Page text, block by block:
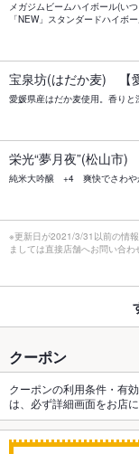
メガジムビームハイボール(い
「NEW」スタンダードハイボ
宝泉坊(はだか麦) 【
愛媛県産はだか麦使用。香りと
栄光“夢月夜”(松山市)
純米大吟醸 +4 爽快でさわや
※更新日が2021/3/31以前の情
ましては直接店舗へお問い合わ
クーポン
クーポンの利用条件・有
は、必ず詳細画面をお店に